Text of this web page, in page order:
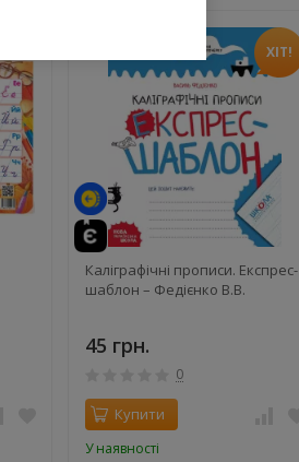
ХІТ!
Каліграфічні прописи. Експрес-
шаблон – Федієнко В.В.
45 грн.
0
Купити
У наявності